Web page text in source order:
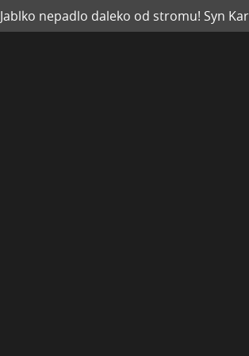
Jablko nepadlo daleko od stromu! Syn